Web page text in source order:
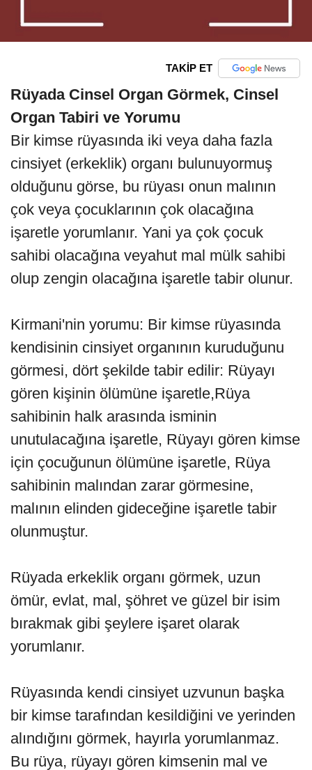
TAKİP ET
Rüyada Cinsel Organ Görmek, Cinsel
Organ Tabiri ve Yorumu
Bir kimse rüyasında iki veya daha fazla
cinsiyet (erkeklik) organı bulunuyormuş
olduğunu görse, bu rüyası onun malının
çok veya çocuklarının çok olacağına
işaretle yorumlanır. Yani ya çok çocuk
sahibi olacağına veyahut mal mülk sahibi
olup zengin olacağına işaretle tabir olunur.
Kirmani'nin yorumu: Bir kimse rüyasında
kendisinin cinsi­yet organının kuruduğunu
görmesi, dört şekilde tabir edilir: Rüyayı
gören kişinin ölümüne işaretle,Rüya
sahibinin halk arasında isminin
unutulacağına işaretle, Rüyayı gören kimse
için çocuğunun ölümüne işaretle, Rüya
sahibinin malından zarar görmesine,
malının elin­den gideceğine işaretle tabir
olunmuştur.
Rüyada erkeklik organı görmek, uzun
ömür, evlat, mal, şöhret ve güzel bir isim
bırakmak gibi şeylere işaret olarak
yorumlanır.
Rüyasında kendi cinsiyet uzvunun başka
bir kimse tara­fından kesildiğini ve yerinden
alındığını görmek, hayırla yorumlanmaz.
Bu rüya, rüyayı gören kimsenin mal ve